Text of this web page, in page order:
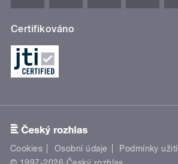
Certifikováno
Cookies Osobní údaje Podmínky užití